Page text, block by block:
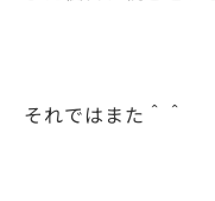
それではまた＾＾